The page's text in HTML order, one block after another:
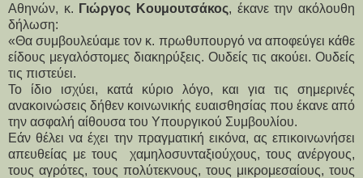
Αθηνών, κ. Γιώργος Κουμουτσάκος, έκανε την ακόλουθη
δήλωση:
«Θα συμβουλεύαμε τον κ. πρωθυπουργό να αποφεύγει κάθε
είδους μεγαλόστομες διακηρύξεις. Ουδείς τις ακούει. Ουδείς
τις πιστεύει.
Το ίδιο ισχύει, κατά κύριο λόγο, και για τις σημερινές
ανακοινώσεις δήθεν κοινωνικής ευαισθησίας που έκανε από
την ασφαλή αίθουσα του Υπουργικού Συμβουλίου.
Εάν θέλει να έχει την πραγματική εικόνα, ας επικοινωνήσει
απευθείας με τους χαμηλοσυνταξιούχους, τους ανέργους,
τους αγρότες, τους πολύτεκνους, τους μικρομεσαίους, τους